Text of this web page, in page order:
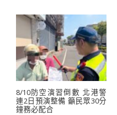
8/10防空演習倒數 北港警
連2日預演整備 籲民眾30分
鐘務必配合